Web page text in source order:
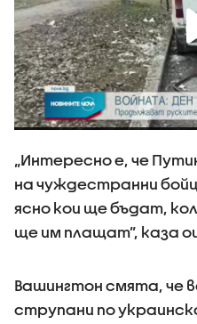
„Интересно е, че
на чуждестранни
ясно кои ще бъдат,
ще им плащат”, каза
Вашингтон смята, че
струпани по